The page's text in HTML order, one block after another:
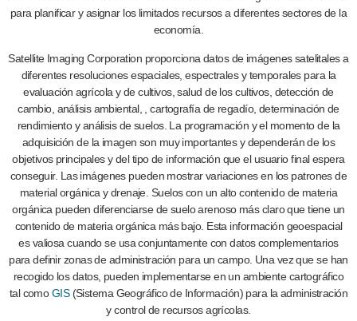
para planificar y asignar los limitados recursos a diferentes sectores de la
economía.
Satellite Imaging Corporation proporciona datos de imágenes satelitales a
diferentes resoluciones espaciales, espectrales y temporales para la
evaluación agrícola y de cultivos, salud de los cultivos, detección de
cambio, análisis ambiental, , cartografía de regadío, determinación de
rendimiento y análisis de suelos. La programación y el momento de la
adquisición de la imagen son muy importantes y dependerán de los
objetivos principales y del tipo de información que el usuario final espera
conseguir. Las imágenes pueden mostrar variaciones en los patrones de
material orgánica y drenaje. Suelos con un alto contenido de materia
orgánica pueden diferenciarse de suelo arenoso más claro que tiene un
contenido de materia orgánica más bajo. Esta información geoespacial
es valiosa cuando se usa conjuntamente con datos complementarios
para definir zonas de administración para un campo. Una vez que se han
recogido los datos, pueden implementarse en un ambiente cartográfico
tal comoGIS(Sistema Geográfico de Información) para la administración
y control de recursos agrícolas.